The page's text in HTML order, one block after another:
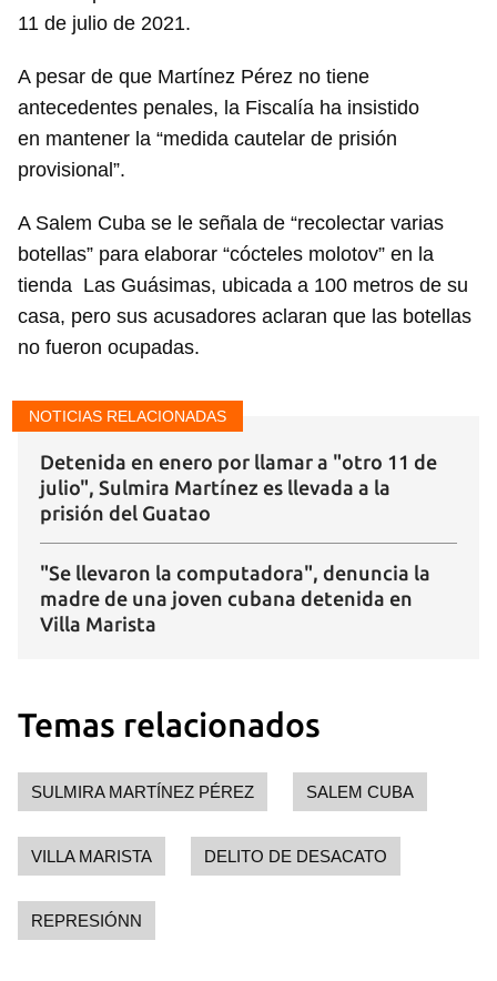
Para poder guardar como favorito, primero has de
INICIAR SESIÓN CANCELAR
11 de julio de 2021.
A pesar de que Martínez Pérez no tiene
antecedentes penales, la Fiscalía ha insistido
en mantener la “medida cautelar de prisión
provisional”.
A Salem Cuba se le señala de “recolectar varias
botellas” para elaborar “cócteles molotov” en la
tienda Las Guásimas, ubicada a 100 metros de su
casa, pero sus acusadores aclaran que las botellas
no fueron ocupadas.
NOTICIAS RELACIONADAS
Detenida en enero por llamar a "otro 11 de
julio", Sulmira Martínez es llevada a la
prisión del Guatao
"Se llevaron la computadora", denuncia la
madre de una joven cubana detenida en
Villa Marista
Temas relacionados
SULMIRA MARTÍNEZ PÉREZ SALEM CUBA
VILLA MARISTA DELITO DE DESACATO
REPRESIÓNN